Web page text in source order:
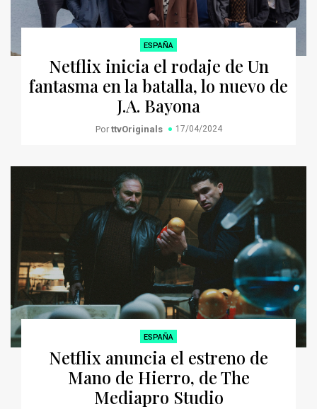
ESPAÑA
Netflix inicia el rodaje de Un
fantasma en la batalla, lo nuevo de
J.A. Bayona
Por ttvOriginals 17/04/2024
ESPAÑA
Netflix anuncia el estreno de
Mano de Hierro, de The
Mediapro Studio